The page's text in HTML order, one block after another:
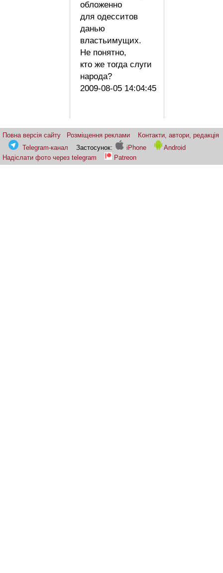
обложенно
для одесситов
данью
властьимущих.
Не понятно,
кто же тогда слуги
народа?
2009-08-05 14:04:45
Повна версія сайту Розміщення реклами
Контакти, автори, редакція
Telegram-канал
Застосунок: iPhone
Android
Надіслати фото через telegram
Patreon